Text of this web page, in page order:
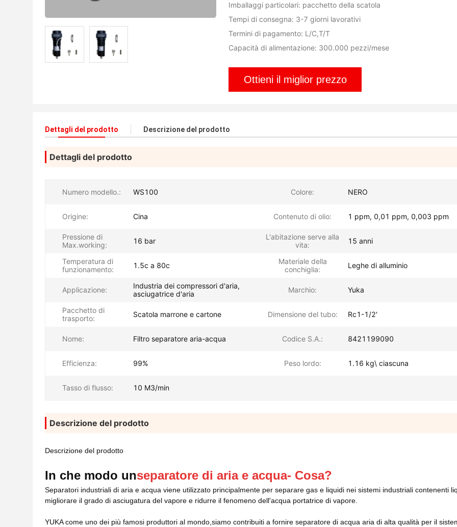
Imballaggi particolari: pacchetto della scatola
Tempi di consegna: 3-7 giorni lavorativi
Termini di pagamento: L/C,T/T
Capacità di alimentazione: 300.000 pezzi/mese
Ottieni il miglior prezzo
Dettagli del prodotto Descrizione del prodotto
Dettagli del prodotto
Numero modello.: WS100 Colore: NERO
Origine: Cina Contenuto di olio: 1 ppm, 0,01 ppm, 0,003 ppm
Pressione di
Max.working:
16 bar
L'abitazione serve alla
vita:
15 anni
Temperatura di
funzionamento:
1.5c a 80c
Materiale della
conchiglia:
Leghe di alluminio
Applicazione:
Industria dei compressori d'aria,
asciugatrice d'aria
Marchio: Yuka
Pacchetto di
trasporto:
Scatola marrone e cartone Dimensione del tubo: Rc1-1/2'
Nome: Filtro separatore aria-acqua Codice S.A.: 8421199090
Efficienza: 99% Peso lordo: 1.16 kg\ ciascuna
Tasso di flusso: 10 M3/min
Descrizione del prodotto
Descrizione del prodotto
In che modo unseparatore di aria e acqua- Cosa?
Separatori industriali di aria e acqua viene utilizzato principalmente per separare gas e liquidi nei sistemi industriali contenenti
migliorare il grado di asciugatura del vapore e ridurre il fenomeno dell'acqua portatrice di vapore.
YUKA come uno dei più famosi produttori al mondo,siamo contribuiti a fornire separatore di acqua aria di alta qualità per il